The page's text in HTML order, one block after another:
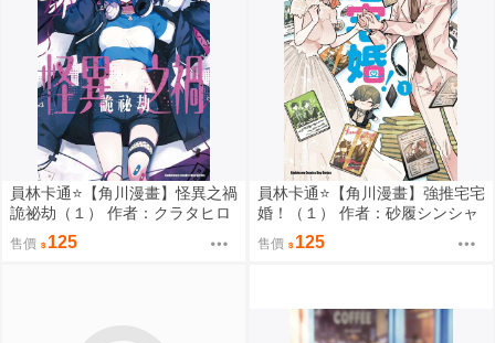
員林卡通⭐️【角川漫畫】怪異之禍
詭祕劫（１） 作者：クラタヒロ
ヤス (附尼采書套)
售價 125
員林卡通⭐️【角川漫畫】強推宅宅
婚！（１） 作者：砂履シンシャ
(附尼采書套)
售價 125